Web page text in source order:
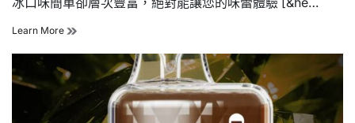
Learn More sp2s
一